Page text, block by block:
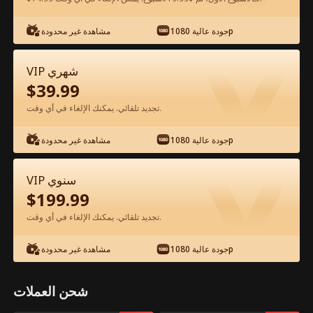
شاهد مجانًا في التطبيق
الحلقة 54 - حياة أسطورية الفيلم كامل
1-50 51-85 جميع الحلقات
مشاهدة غير محدودة جودة عالية 1080p
VIP شهري
$39.99
تجديد تلقائي. يمكنك الإلغاء في أي وقت.
مشاهدة غير محدودة جودة عالية 1080p
VIP سنوي
$199.99
تجديد تلقائي. يمكنك الإلغاء في أي وقت.
مشاهدة غير محدودة جودة عالية 1080p
شحن العملات